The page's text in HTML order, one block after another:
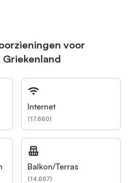
voor
Internet
(17.660)
Balkon/Terras
(14.667)